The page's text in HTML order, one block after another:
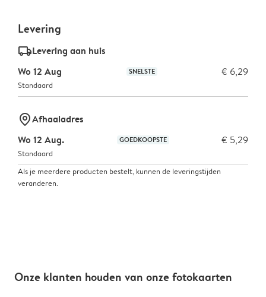
Levering
delivery_standard_v2Levering aan huis
Wo 12 Aug
SNELSTE € 6,29
Standaard
marker-pinAfhaaladres
Wo 12 Aug.
GOEDKOOPSTE € 5,29
Standaard
Als je meerdere producten bestelt, kunnen de leveringstijden
veranderen.
Onze klanten houden van onze fotokaarten